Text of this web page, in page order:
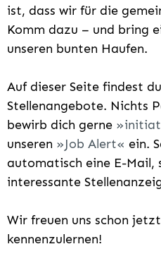
ist, dass wir für die
Komm dazu – und bring
unseren bunten Haufen.
Auf dieser Seite findest
Stellenangebote. Nichts
bewirb dich gerne
unseren
Job Alert
ein.
automatisch eine E-Mail,
interessante
Wir freuen uns schon
kennenzulernen!